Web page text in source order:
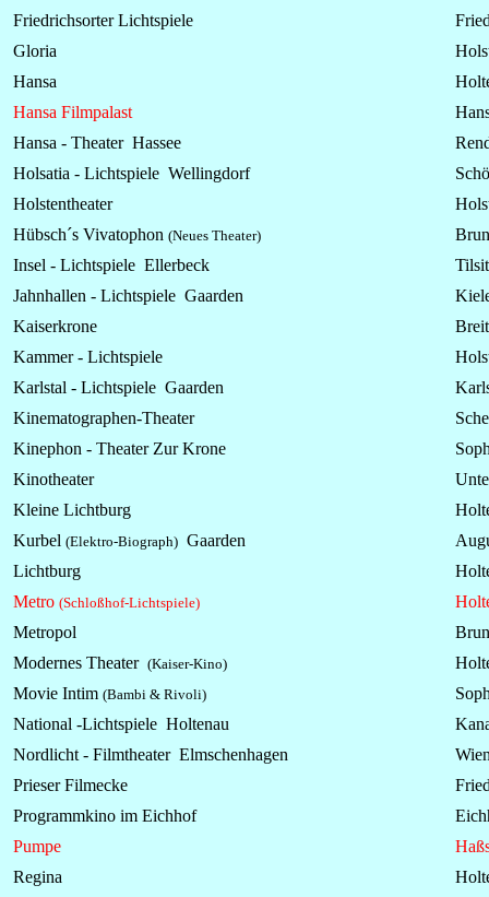
FriedrichsorterLichtspiele
Gloria
Hansa
Hansa Filmpalast
Hansa - Theater Hassee
Holsatia - Lichtspiele Wellingdorf
Holstentheater
Hübsch´s Vivatophon (Neues Theater)
Insel - Lichtspiele Ellerbeck
Jahnhallen - Lichtspiele Gaarden
Kaiserkrone
Kammer - Lichtspiele
Karlstal - Lichtspiele Gaarden
Kinematographen-Theater
Kinephon - Theater Zur Krone
Kinotheater
Kleine Lichtburg
Kurbel (Elektro-Biograph) Gaarden
Lichtburg
Metro (Schloßhof-Lichtspiele)
Metropol
Modernes Theater (Kaiser-Kino)
Movie Intim (Bambi & Rivoli)
National -Lichtspiele Holtenau
Nordlicht - Filmtheater Elmschenhagen
Prieser Filmecke
Programmkino im Eichhof
Pumpe
Regina